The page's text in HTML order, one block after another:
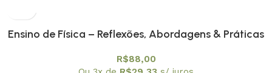
Ensino de Física – Reflexões, Abordagens & Práticas
R$88,00